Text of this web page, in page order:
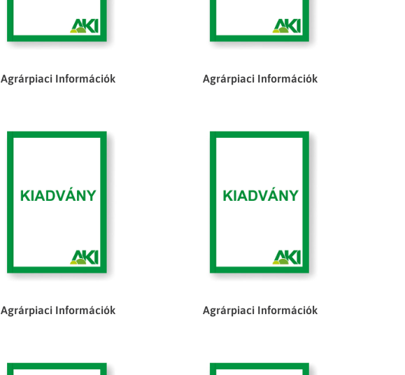
Agrárpiaci Információk Agrárpiaci Információk
Agrárpiaci Információk Agrárpiaci Információk